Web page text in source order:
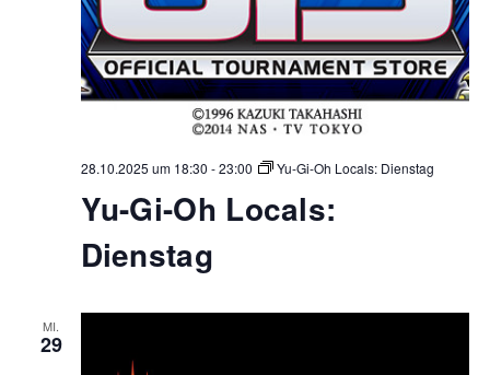
28.10.2025 um 18:30 -23:00 Yu-Gi-Oh Locals: Dienstag
Yu-Gi-Oh Locals:
Dienstag
MI.
29